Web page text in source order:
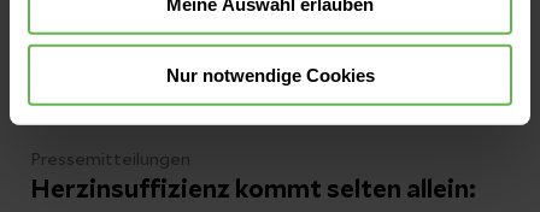
Nur notwendige Cookies
Pressemitteilungen
Herzinsuffizienz kommt selten allein: